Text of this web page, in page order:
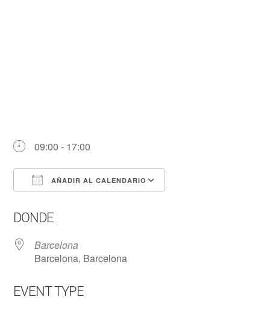
09:00 - 17:00
AÑADIR AL CALENDARIO
DONDE
Barcelona
Barcelona, Barcelona
EVENT TYPE